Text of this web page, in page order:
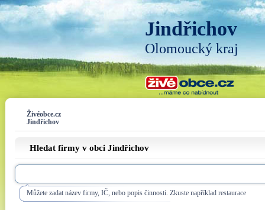
Jindřichov
Olomoucký kraj
Živéobce.cz
Jindřichov
Hledat firmy v obci Jindřichov
Můžete zadat název firmy, IČ, nebo popis činnosti. Zkuste například restaurace